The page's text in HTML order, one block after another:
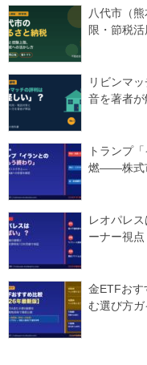
八代市（
限・節税活
リビンマ
音を著者が
トランプ
燃——株式
レオパレ
ーナー視点
金ETFおす
む選び方ガ